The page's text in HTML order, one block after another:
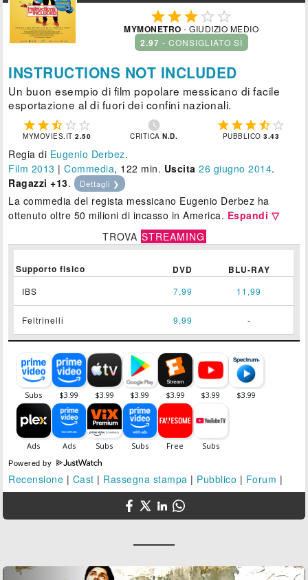
  
MYMONETRO - GIUDIZIO MEDIO
2.97 - CONSIGLIATO SÌ
INSTRUCTIONS NOT INCLUDED
Un buon esempio di film popolare messicano di facile
esportazione al di fuori dei confini nazionali.
    
MYMOVIES.IT2.50

CRITICAN.D.
    
PUBBLICO3.43
Regia di Eugenio Derbez.
Film 2013 |Commedia, 122 min. Uscita 26 giugno 2014.
Ragazzi +13. Dettagli ❯
La commedia del regista messicano Eugenio Derbez ha
ottenuto oltre 50 milioni di incasso in America. Espandi ▽
TROVA STREAMING
Supporto fisico DVD BLU-RAY
IBS 7,99 11,99
Feltrinelli 9,99 -
Powered by
Recensione | Cast | Rassegna stampa | Pubblico | Forum |